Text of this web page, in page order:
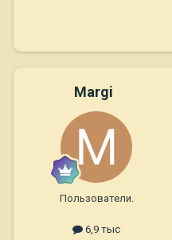
Margi
Пользователи.
6,9 тыс